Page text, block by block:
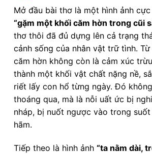
Mở đầu bài thơ là một hình ảnh
“gặm một khối căm hờn trong cũi
thơ thôi đã đủ dựng lên cả trạng
cảnh sống của nhân vật trữ tình. Từ
căm hờn không còn là cảm xúc
thành một khối vật chất nặng nề,
riết lấy con hổ từng ngày. Đó
thoáng qua, mà là nỗi uất ức bị
nháp, bị nuốt ngược vào trong
hãm.
Tiếp theo là hình ảnh “ta nằm dài,